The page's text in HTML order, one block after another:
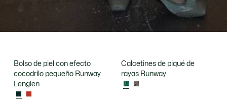
Bolso de piel con efecto
cocodrilo pequeño Runway
Lenglen
Calcetines de piqué de
rayas Runway